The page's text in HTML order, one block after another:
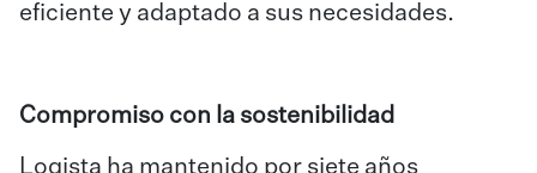
eficiente y adaptado a sus necesidades.
Compromiso con la sostenibilidad
Logista ha mantenido por siete años